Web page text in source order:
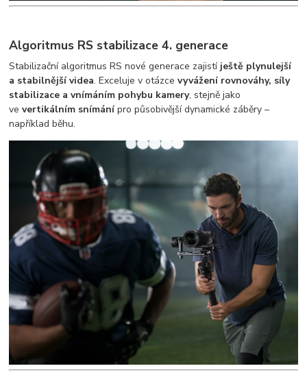
Algoritmus RS stabilizace 4. generace
Stabilizační algoritmus RS nové generace zajistíještě plynulejší
a stabilnější videa. Exceluje v otázcevyvážení rovnováhy, síly
stabilizace a vnímáním pohybu kamery, stejně jako
vevertikálním snímánípro působivější dynamické záběry –
například běhu.